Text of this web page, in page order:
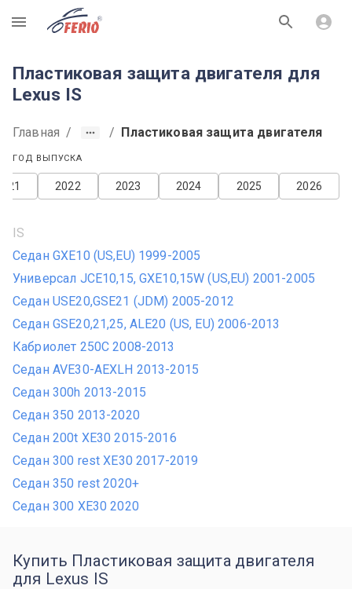
R
Пластиковая защита двигателя для
Lexus IS
Главная / / Пластиковая защита двигателя
ГОД ВЫПУСКА
2026
2025
2024
2023
2022
IS
Седан GXE10 (US,EU) 1999-2005
Универсал JCE10,15, GXE10,15W (US,EU) 2001-2005
Седан USE20,GSE21 (JDM) 2005-2012
Седан GSE20,21,25, ALE20 (US, EU) 2006-2013
Кабриолет 250C 2008-2013
Седан AVE30-AEXLH 2013-2015
Седан 300h 2013-2015
Седан 350 2013-2020
Седан 200t XE30 2015-2016
Седан 300 rest XE30 2017-2019
Седан 350 rest 2020+
Седан 300 XE30 2020
Купить Пластиковая защита двигателя
для Lexus IS